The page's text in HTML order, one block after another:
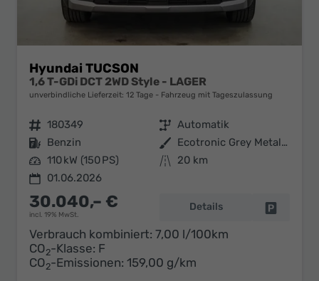
Hyundai TUCSON
1,6 T-GDi DCT 2WD Style - LAGER
unverbindliche Lieferzeit: 12 Tage Fahrzeug mit Tageszulassung
Fahrzeugnr. 180349 Getriebe Automatik
Kraftstoff Benzin Außenfarbe
Ecotronic Grey Metallic ()
Leistung 110 kW (150 PS) Kilometerstand
20 km
01.06.2026
30.040,– €
incl. 19% MwSt.
Details
Verbrauch kombiniert: 7,00 l/100km
CO2-Klasse: F
CO2-Emissionen: 159,00 g/km